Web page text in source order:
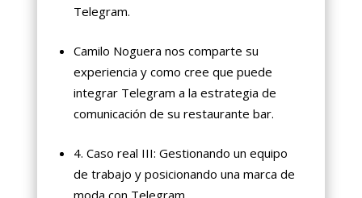
Telegram.
Camilo Noguera nos comparte su
experiencia y como cree que puede
integrar Telegram a la estrategia de
comunicación de su restaurante bar.
4. Caso real III: Gestionando un equipo
de trabajo y posicionando una marca de